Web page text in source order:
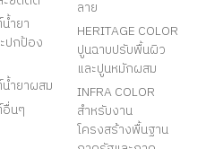
ำยา
ปกป้อง
ำยาผสม
นๆ
ลาย
HERITAGE COLOR
ปูนฉาบปรับพื้นผิว
และปูนหมักผสม
INFRA COLOR
สำหรับงาน
โครงสร้างพื้นฐาน